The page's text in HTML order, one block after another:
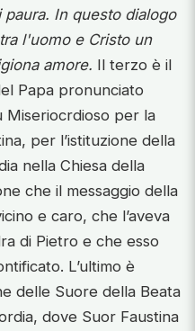
In questo dialogo
l'uomo e Cristo un
amore. Il terzo è il
Papa pronunciato
Miseriocrdioso per la
per l’istituzione della
nella Chiesa della
che il messaggio della
e caro, che l’aveva
di Pietro e che esso
L’ultimo è
delle Suore della Beata
dove Suor Faustina